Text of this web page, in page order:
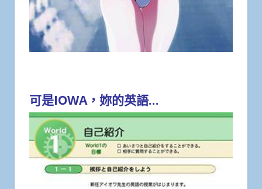
可是IOWA，妳的英語…